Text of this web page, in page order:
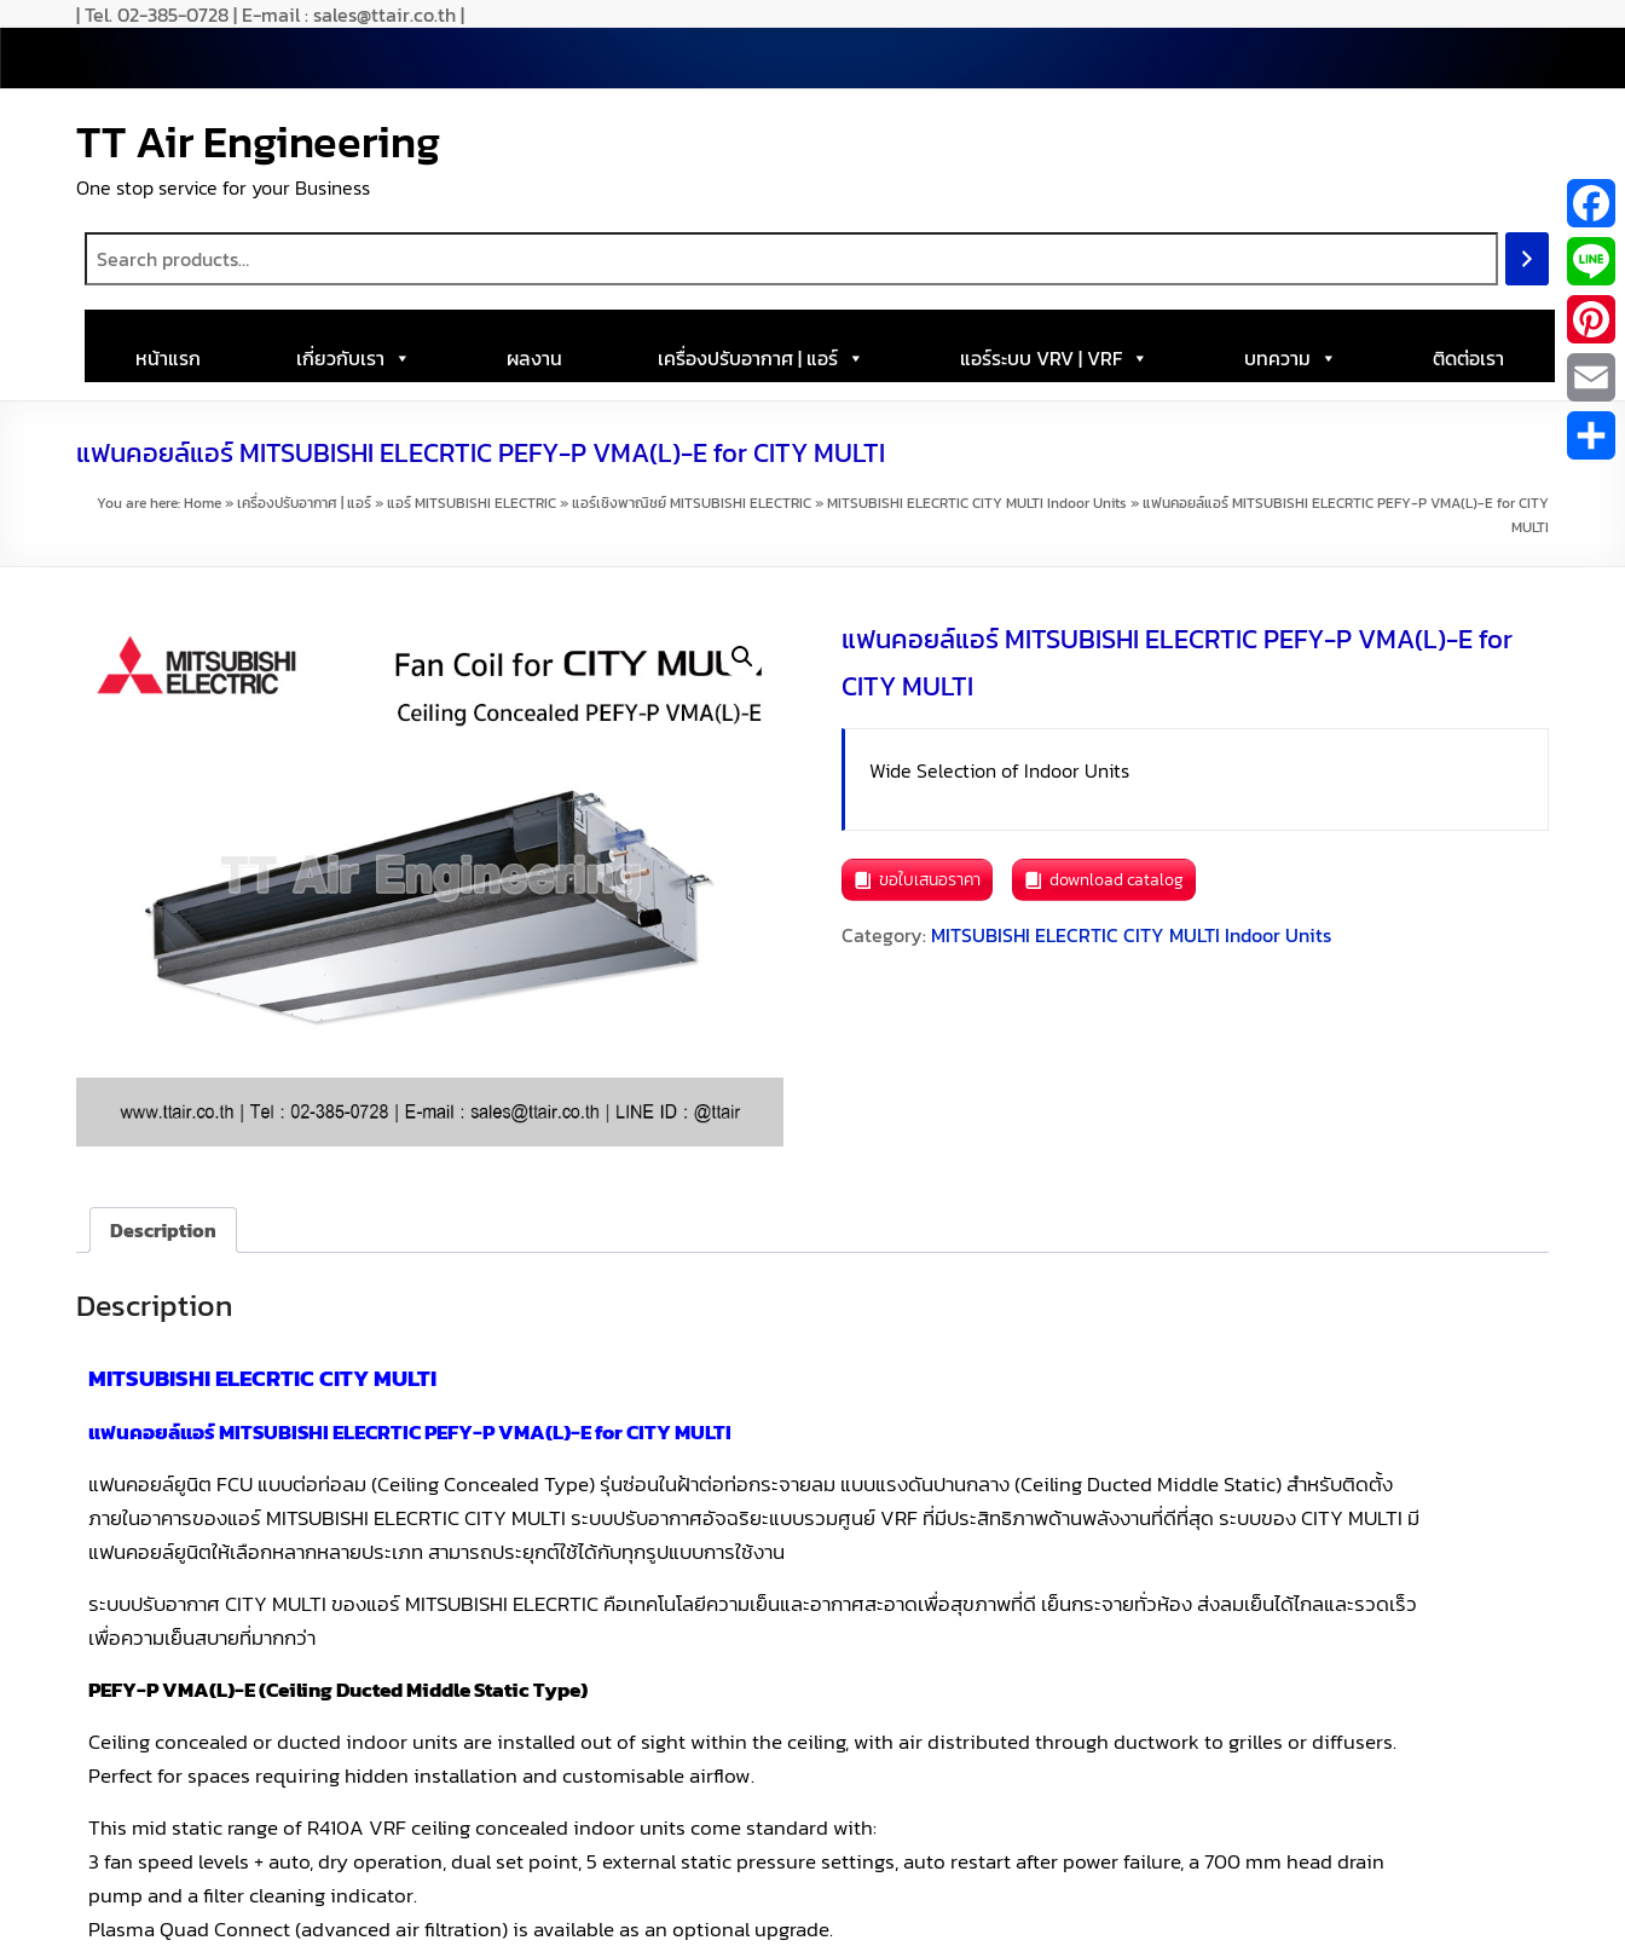
| Tel. 02-385-0728 | E-mail : sales@ttair.co.th |
TT Air Engineering
One stop service for your Business
หน้าแรก เกี่ยวกับเรา ผลงาน เครื่องปรับอากาศ | แอร์ แอร์ระบบ VRV | VRF บทความ ติดต่อเรา
แฟนคอยล์แอร์ MITSUBISHI ELECRTIC PEFY-P VMA(L)-E for CITY MULTI
You are here:Home»เครื่องปรับอากาศ | แอร์»แอร์ MITSUBISHI ELECTRIC»แอร์เชิงพาณิชย์ MITSUBISHI ELECTRIC»MITSUBISHI ELECRTIC CITY MULTI Indoor Units »แฟนคอยล์แอร์ MITSUBISHI ELECRTIC PEFY-P VMA(L)-E for CITY
MULTI
แฟนคอยล์แอร์ MITSUBISHI ELECRTIC PEFY-P VMA(L)-E for
CITY MULTI
Wide Selection of Indoor Units
ขอใบเสนอราคา download catalog
Category: MITSUBISHI ELECRTIC CITY MULTI Indoor Units
Description
Description
MITSUBISHI ELECRTIC CITY MULTI
แฟนคอยล์แอร์ MITSUBISHI ELECRTIC PEFY-P VMA(L)-E for CITY MULTI
แฟนคอยล์ยูนิต FCU แบบต่อท่อลม (Ceiling Concealed Type) รุ่นซ่อนในฝ้าต่อท่อกระจายลม แบบแรงดันปานกลาง (Ceiling Ducted Middle Static) สำหรับติดตั้ง
ภายในอาคารของแอร์ MITSUBISHI ELECRTIC CITY MULTI ระบบปรับอากาศอัจฉริยะแบบรวมศูนย์ VRF ที่มีประสิทธิภาพด้านพลังงานที่ดีที่สุด ระบบของ CITY MULTI มี
แฟนคอยล์ยูนิตให้เลือกหลากหลายประเภท สามารถประยุกต์ใช้ได้กับทุกรูปแบบการใช้งาน
ระบบปรับอากาศ CITY MULTI ของแอร์ MITSUBISHI ELECRTIC คือเทคโนโลยีความเย็นและอากาศสะอาดเพื่อสุขภาพที่ดี เย็นกระจายทั่วห้อง ส่งลมเย็นได้ไกลและรวดเร็ว
เพื่อความเย็นสบายที่มากกว่า
PEFY-P VMA(L)-E (Ceiling Ducted Middle Static Type)
Ceiling concealed or ducted indoor units are installed out of sight within the ceiling, with air distributed through ductwork to grilles or diffusers.
Perfect for spaces requiring hidden installation and customisable airflow.
This mid static range of R410A VRF ceiling concealed indoor units come standard with:
3 fan speed levels + auto, dry operation, dual set point, 5 external static pressure settings, auto restart after power failure, a 700 mm head drain
pump and a filter cleaning indicator.
Plasma Quad Connect (advanced air filtration) is available as an optional upgrade.
F
a
c
e
b
L
i
n
e
P
i
n
E